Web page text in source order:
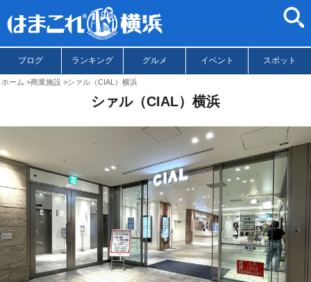
ブログ ランキング グルメ イベント スポット
ホーム 商業施設 シァル（CIAL）横浜
シァル（CIAL）横浜